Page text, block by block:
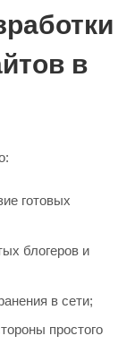
в
готовых
блогеров и
в сети;
простого